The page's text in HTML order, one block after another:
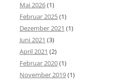
Mai 2026(1)
Februar 2025(1)
Dezember 2021 (1)
Juni 2021 (3)
April 2021 (2)
Februar 2020(1)
November 2019(1)